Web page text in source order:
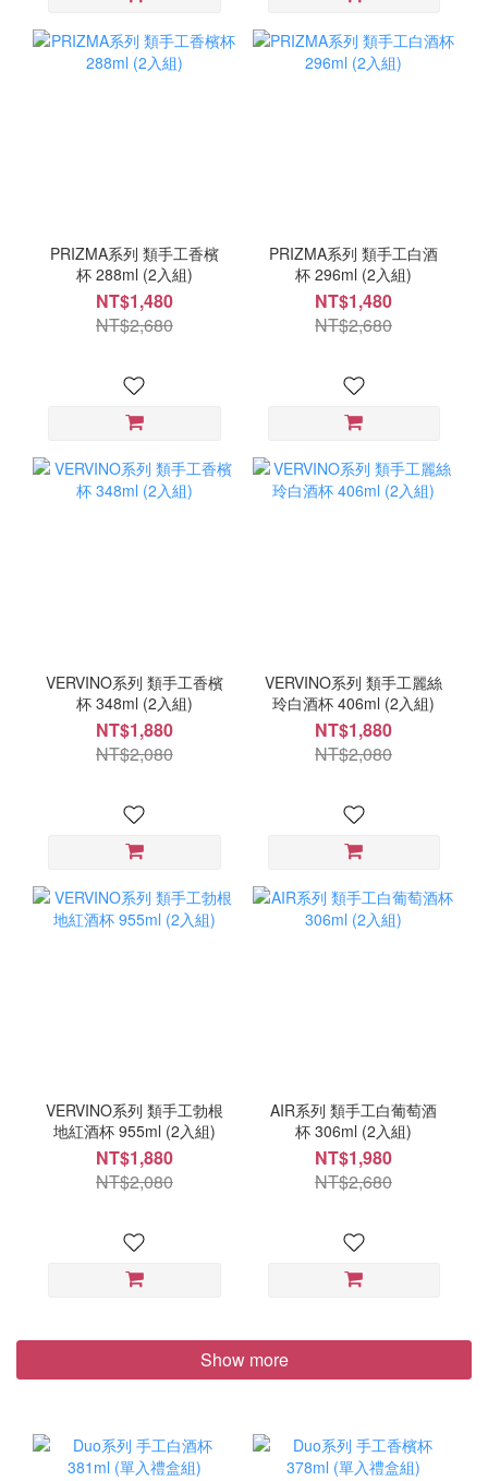
PRIZMA系列 類手工香檳
杯 288ml (2入組)
NT$1,480
NT$2,680
PRIZMA系列 類手工白酒
杯 296ml (2入組)
NT$1,480
NT$2,680
VERVINO系列 類手工香檳
杯 348ml (2入組)
NT$1,880
NT$2,080
VERVINO系列 類手工麗絲
玲白酒杯 406ml (2入組)
NT$1,880
NT$2,080
VERVINO系列 類手工勃根
地紅酒杯 955ml (2入組)
NT$1,880
NT$2,080
AIR系列 類手工白葡萄酒
杯 306ml (2入組)
NT$1,980
NT$2,680
Show more